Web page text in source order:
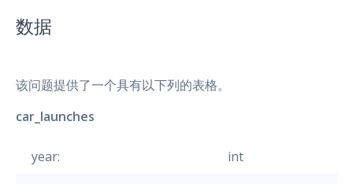
数据
该问题提供了一个具有以下列的表格。
car_launches
year: int